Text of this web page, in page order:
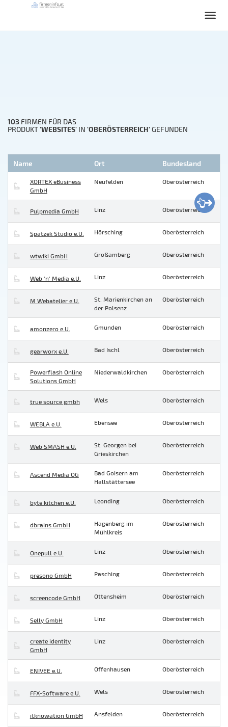
103 FIRMEN FÜR DAS
PRODUKT'WEBSITES' IN 'OBERÖSTERREICH'GEFUNDEN
Name Ort Bundesland
XORTEX eBusiness
GmbH
Neufelden Oberösterreich
Pulpmedia GmbH Linz Oberösterreich
Spatzek Studio e.U. Hörsching Oberösterreich
wtwiki GmbH Großamberg Oberösterreich
Web 'n' Media e.U. Linz Oberösterreich
M Webatelier e.U.
St. Marienkirchen an
der Polsenz
Oberösterreich
amonzero e.U. Gmunden Oberösterreich
gearworx e.U. Bad Ischl Oberösterreich
Powerflash Online
Solutions GmbH
Niederwaldkirchen Oberösterreich
true source gmbh Wels Oberösterreich
WEBLA e.U. Ebensee Oberösterreich
Web SMASH e.U.
St. Georgen bei
Grieskirchen
Oberösterreich
Ascend Media OG
Bad Goisern am
Hallstättersee
Oberösterreich
byte kitchen e.U. Leonding Oberösterreich
dbrains GmbH
Hagenberg im
Mühlkreis
Oberösterreich
Onepull e.U. Linz Oberösterreich
presono GmbH Pasching Oberösterreich
screencode GmbH Ottensheim Oberösterreich
Selly GmbH Linz Oberösterreich
create identity
GmbH
Linz Oberösterreich
ENIVEE e.U. Offenhausen Oberösterreich
FFX-Software e.U. Wels Oberösterreich
itknowation GmbH Ansfelden Oberösterreich